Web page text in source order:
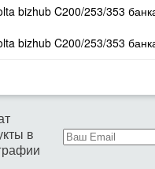
bizhub C200/253/353
bizhub C200/253/353
в